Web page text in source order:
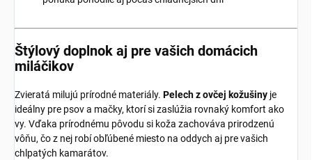
Štýlový doplnok aj pre vašich domácich
miláčikov
Zvieratá milujú prírodné materiály. Pelech z ovčej kožušiny je
ideálny pre psov a mačky, ktorí si zaslúžia rovnaký komfort ako
vy. Vďaka prírodnému pôvodu si koža zachováva prirodzenú
vôňu, čo z nej robí obľúbené miesto na oddych aj pre vašich
chlpatých kamarátov.